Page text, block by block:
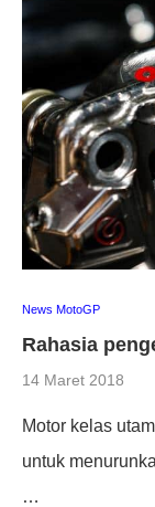
News MotoGP
Rahasia
14 Maret 2018
Motor kelas
untuk
…